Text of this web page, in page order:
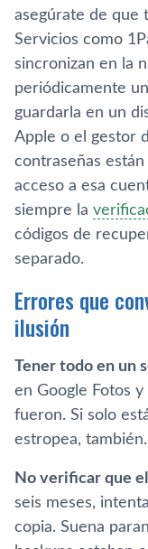
asegúrate de que
Servicios como
sincronizan en la
periódicamente
guardarla en un
Apple o el gestor
contraseñas
acceso a esa
siempre la
códigos de
separado.
Errores que
ilusión
Tener todo en un
en Google Fotos
fueron. Si solo
estropea,
No verificar que
seis meses,
copia. Suena